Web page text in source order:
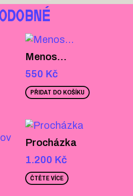
Menos…
550 Kč
PŘIDAT DO KOŠÍKU
Procházka
1.200 Kč
ČTĚTE VÍCE